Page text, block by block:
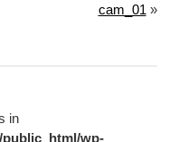
cam_01 »
in
public_html/wp-